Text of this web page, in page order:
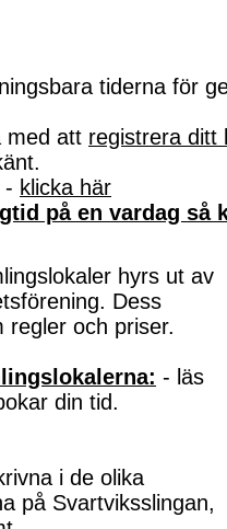
tiderna för
med att registrera ditt
- klicka här
på en vardag så
hyrs ut av
Dess
regler och priser.
- läs
din tid.
i de olika
på Svartviksslingan,